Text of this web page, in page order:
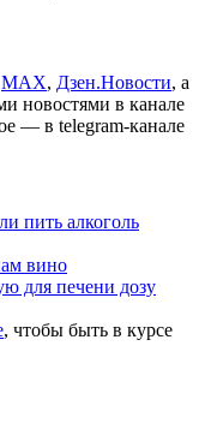
МАХ, Дзен.Новости, а
новостями в канале
— в telegram-канале
пить алкоголь
вино
для печени дозу
, чтобы быть в курсе